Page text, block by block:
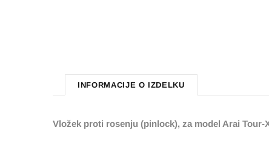
INFORMACIJE O IZDELKU
Vložek proti rosenju (pinlock), za model Arai Tour-